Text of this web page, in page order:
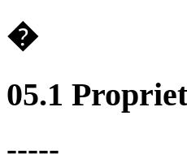
�
05.1
-----